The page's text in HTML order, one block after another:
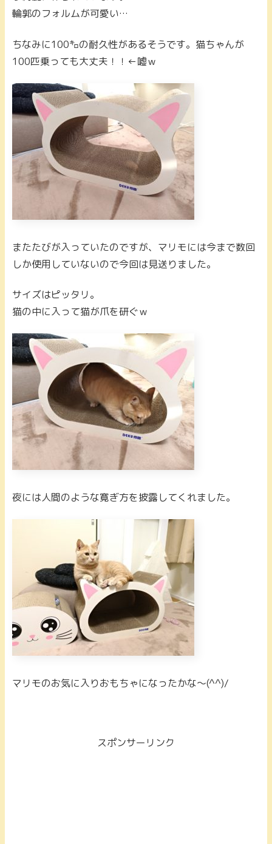
輪郭のフォルムが可愛い…
ちなみに100㌔の耐久性があるそうです。猫ちゃんが
100匹乗っても大丈夫！！←嘘ｗ
またたびが入っていたのですが、マリモには今まで数回
しか使用していないので今回は見送りました。
サイズはピッタリ。
猫の中に入って猫が爪を研ぐｗ
夜には人間のような寛ぎ方を披露してくれました。
マリモのお気に入りおもちゃになったかな～(^^)/
スポンサーリンク